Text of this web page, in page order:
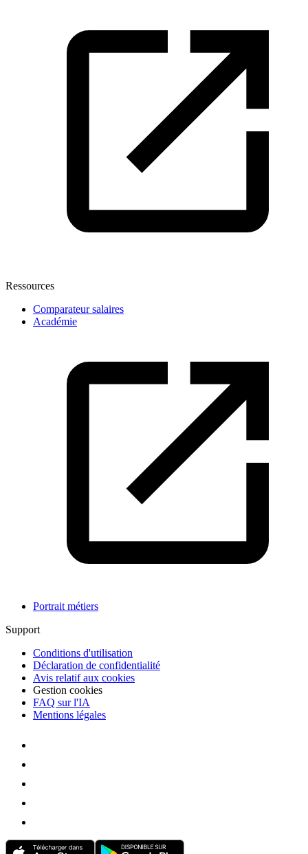
Ressources
Comparateur salaires
Académie
Portrait métiers
Support
Conditions d'utilisation
Déclaration de confidentialité
Avis relatif aux cookies
Gestion cookies
FAQ sur l'IA
Mentions légales